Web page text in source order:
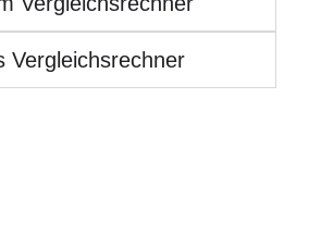
Vergleichsrechner